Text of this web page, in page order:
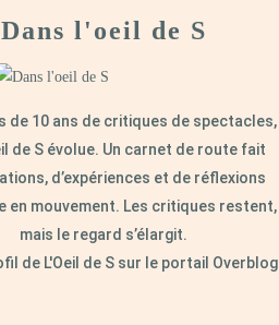
Dans l'oeil de S
de 10 ans de critiques de spectacles,
de S évolue. Un carnet de route fait
d’expériences et de réflexions
en mouvement. Les critiques restent,
mais le regard s’élargit.
de L'Oeil de Ssur le portail Overblog